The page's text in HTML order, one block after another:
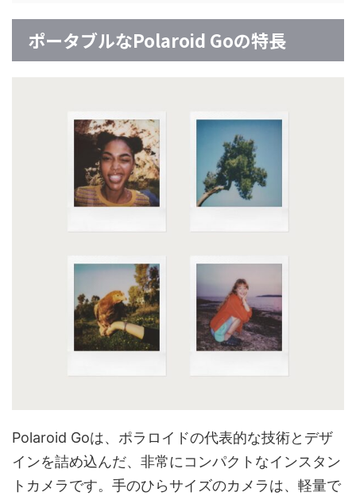
ポータブルなPolaroid Goの特長
Polaroid Goは、ポラロイドの代表的な技術とデザ
インを詰め込んだ、非常にコンパクトなインスタン
トカメラです。手のひらサイズのカメラは、軽量で